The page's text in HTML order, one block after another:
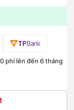
phí lên đến 6 tháng